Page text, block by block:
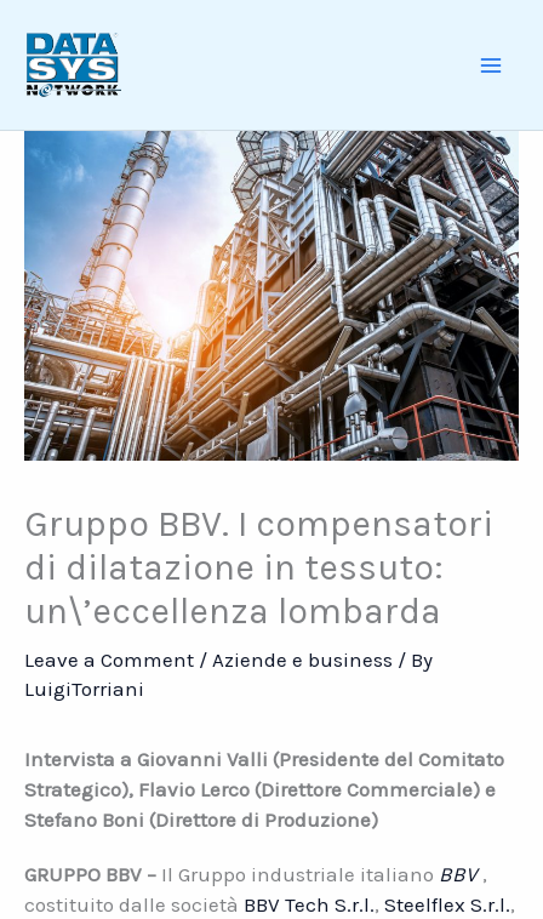
content
Gruppo BBV. I compensatori
di dilatazione in tessuto:
un\’eccellenza lombarda
Leave a Comment / Aziende e business / By
LuigiTorriani
Intervista a Giovanni Valli (Presidente del Comitato
Strategico), Flavio Lerco (Direttore Commerciale) e
Stefano Boni (Direttore di Produzione)
GRUPPO BBV – Il Gruppo industriale italiano BBV,
costituito dalle società BBV Tech S.r.l., Steelflex S.r.l.,